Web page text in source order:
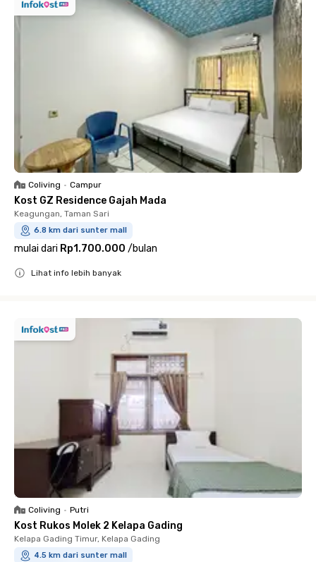
Coliving • Campur
Kost GZ Residence Gajah Mada
Keagungan, Taman Sari
6.8 km dari sunter mall
mulai dari Rp1.700.000 /bulan
Lihat info lebih banyak
Coliving • Putri
Kost Rukos Molek 2 Kelapa Gading
Kelapa Gading Timur, Kelapa Gading
4.5 km dari sunter mall